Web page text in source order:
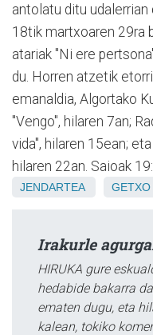
antolatu ditu
18tik martxoaren 29ra
atariak "Ni ere
du. Horren atzetik
emanaldia, Algortako
"Vengo", hilaren 7an;
vida", hilaren 15ean;
hilaren 22an. Saioak
JENDARTEA GETXO
Irakurle
HIRUKA gure
hedabide bakarra
ematen dugu, eta
kalean, tokiko